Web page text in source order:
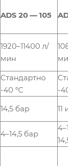
ADS 20 — 105
1920–11400 л/
мин
Стандартно
-40 °C
-
14,5 бар 11
4–14,5 бар